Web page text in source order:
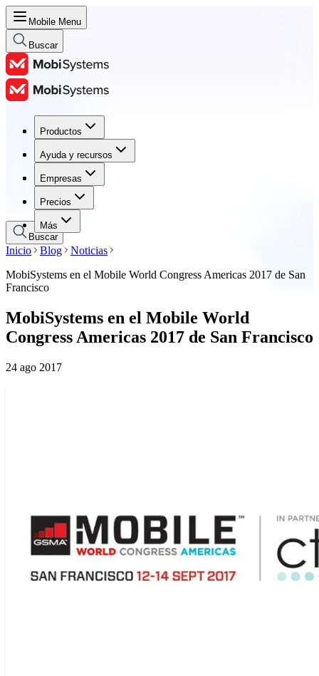
Mobile Menu
Buscar
Productos
Ayuda y recursos
Empresas
Precios
Más
Productos
Ayuda y recursos
Empresas
Precios
Buscar
Inicio Blog
Noticias
MobiSystems en el Mobile World Congress Americas 2017 de San
Francisco
MobiSystems en el Mobile World
Congress Americas 2017 de San Francisco
24 ago 2017